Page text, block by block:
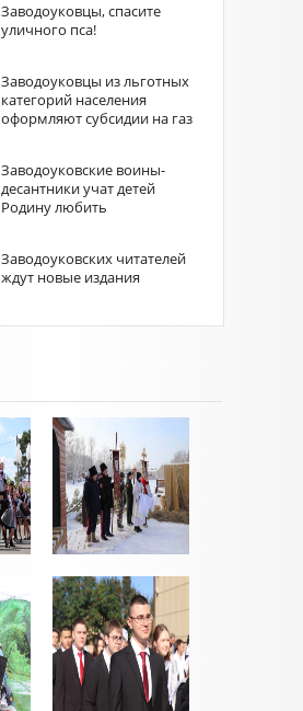
Заводоуковцы, спасите
уличного пса!
Заводоуковцы из льготных
категорий населения
оформляют субсидии на газ
Заводоуковские воины-
десантники учат детей
Родину любить
Заводоуковских читателей
ждут новые издания